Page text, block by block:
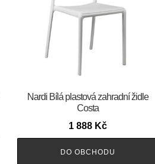
Nardi Bílá plastová zahradní židle
Costa
1 888 Kč
DO OBCHODU